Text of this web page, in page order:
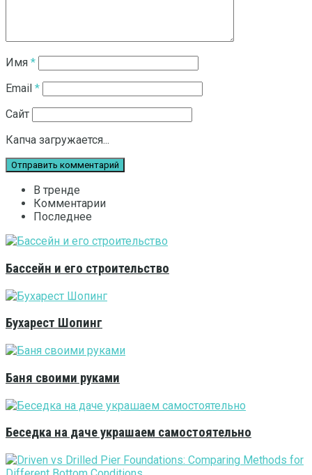
Имя *
Email *
Сайт
Капча загружается...
В тренде
Комментарии
Последнее
Бассейн и его строительство
Бухарест Шопинг
Баня своими руками
Беседка на даче украшаем самостоятельно